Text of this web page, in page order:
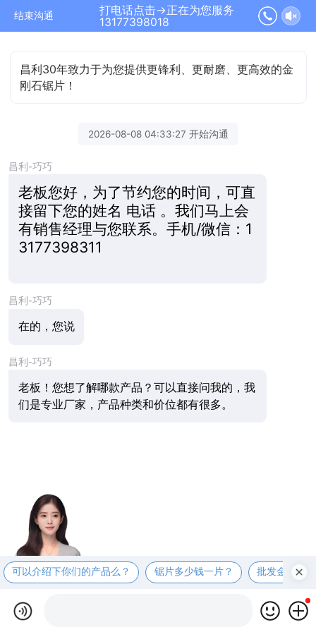
结束沟通
打电话点击→正在为您服务
13177398018
昌利30年致力于为您提供更锋利、更耐磨、更高效的金
刚石锯片！
2026-08-08 04:33:27 开始沟通
昌利-巧巧
老板您好，为了节约您的时间，可直
接留下您的姓名 电话 。我们马上会
有销售经理与您联系。手机/微信：1
3177398311
昌利-巧巧
在的，您说
昌利-巧巧
老板！您想了解哪款产品？可以直接问我的，我
们是专业厂家，产品种类和价位都有很多。
可以介绍下你们的产品么？ 锯片多少钱一片？ 批发金刚石